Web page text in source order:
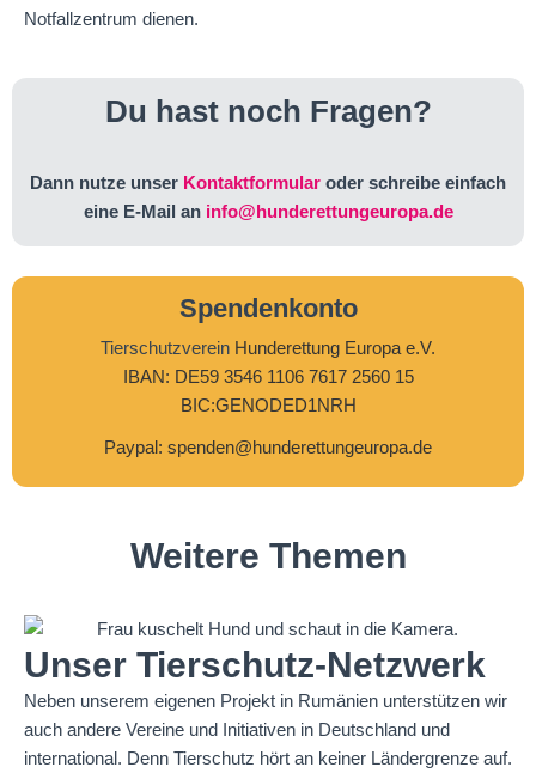
Notfallzentrum dienen.
Du hast noch Fragen?
Dann nutze unser Kontaktformular oder schreibe einfach
eine E-Mail an info@hunderettungeuropa.de
Spendenkonto
Tierschutzverein Hunderettung Europa e.V.
IBAN: DE59 3546 1106 7617 2560 15
BIC:GENODED1NRH
Paypal: spenden@hunderettungeuropa.de
Weitere Themen
Unser Tierschutz-Netzwerk
Neben unserem eigenen Projekt in Rumänien unterstützen wir
auch andere Vereine und Initiativen in Deutschland und
international. Denn Tierschutz hört an keiner Ländergrenze auf.